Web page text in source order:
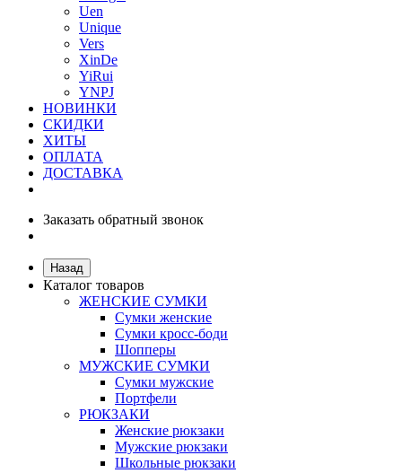
Uen
Unique
Vers
XinDe
YiRui
YNPJ
НОВИНКИ
СКИДКИ
ХИТЫ
ОПЛАТА
ДОСТАВКА
Заказать обратный звонок
Назад
Каталог товаров
ЖЕНСКИЕ СУМКИ
Сумки женские
Сумки кросс-боди
Шопперы
МУЖСКИЕ СУМКИ
Сумки мужские
Портфели
РЮКЗАКИ
Женские рюкзаки
Мужские рюкзаки
Школьные рюкзаки